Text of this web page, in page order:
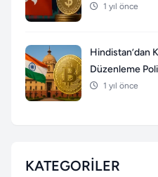
1 yıl önce
Hindistan’dan
Düzenleme
1 yıl önce
KATEGORILER